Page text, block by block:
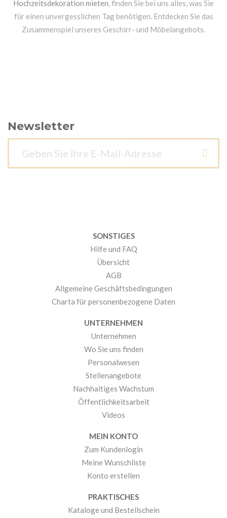
Hochzeitsdekoration mieten, finden Sie bei uns alles, was Sie
für einen unvergesslichen Tag benötigen. Entdecken Sie das
Zusammenspiel unseres Geschirr- und Möbelangebots.
Newsletter
SONSTIGES
Hilfe und FAQ
Übersicht
AGB
Allgemeine Geschäftsbedingungen
Charta für personenbezogene Daten
UNTERNEHMEN
Unternehmen
Wo Sie uns finden
Personalwesen
Stellenangebote
Nachhaltiges Wachstum
Öffentlichkeitsarbeit
Videos
MEIN KONTO
Zum Kundenlogin
Meine Wunschliste
Konto erstellen
PRAKTISCHES
Kataloge und Bestellschein